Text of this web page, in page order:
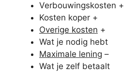
Verbouwingskosten +
Kosten koper +
Overige kosten +
Wat je nodig hebt
Maximale lening –
Wat je zelf betaalt